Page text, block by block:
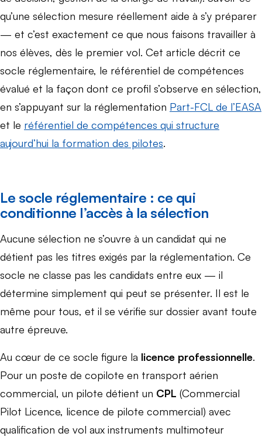
qu’une sélection mesure réellement aide à s’y préparer
— et c’est exactement ce que nous faisons travailler à
nos élèves, dès le premier vol. Cet article décrit ce
socle réglementaire, le référentiel de compétences
évalué et la façon dont ce profil s’observe en sélection,
en s’appuyant sur la réglementation Part-FCL de l’EASA
et le référentiel de compétences qui structure
aujourd’hui la formation des pilotes.
Le socle réglementaire : ce qui
conditionne l’accès à la sélection
Aucune sélection ne s’ouvre à un candidat qui ne
détient pas les titres exigés par la réglementation. Ce
socle ne classe pas les candidats entre eux — il
détermine simplement qui peut se présenter. Il est le
même pour tous, et il se vérifie sur dossier avant toute
autre épreuve.
Au cœur de ce socle figure la licence professionnelle.
Pour un poste de copilote en transport aérien
commercial, un pilote détient un CPL (Commercial
Pilot Licence, licence de pilote commercial) avec
qualification de vol aux instruments multimoteur